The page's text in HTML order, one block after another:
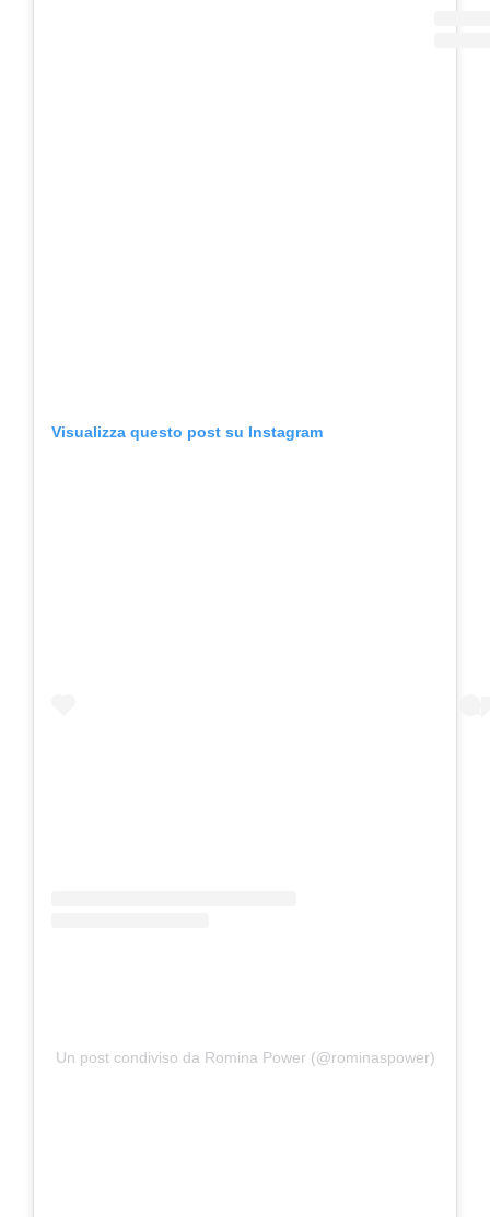
Visualizza questo post su Instagram
Un post condiviso da Romina Power (@rominaspower)